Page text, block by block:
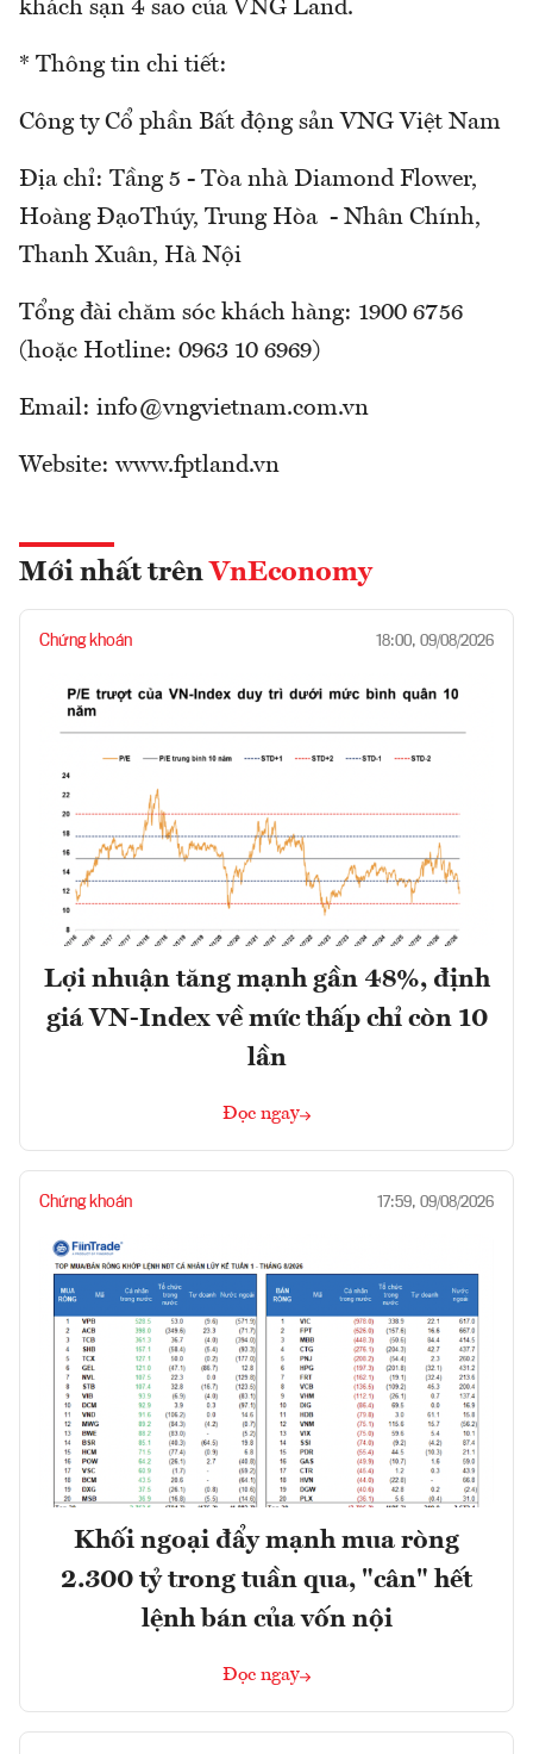
khách sạn 4 sao của VNG Land.
* Thông tin chi tiết:
Công ty Cổ phần Bất động sản VNG Việt Nam
Địa chỉ: Tầng 5 - Tòa nhà Diamond Flower,
Hoàng ĐạoThúy, Trung Hòa - Nhân Chính,
Thanh Xuân, Hà Nội
Tổng đài chăm sóc khách hàng: 1900 6756
(hoặc Hotline: 0963 10 6969)
Email: info@vngvietnam.com.vn
Website: www.fptland.vn
Mới nhất trên VnEconomy
Chứng khoán 18:00, 09/08/2026
Lợi nhuận tăng mạnh gần 48%, định
giá VN-Index về mức thấp chỉ còn 10
lần
Đọc ngay
Chứng khoán 17:59, 09/08/2026
Khối ngoại đẩy mạnh mua ròng
2.300 tỷ trong tuần qua, "cân" hết
lệnh bán của vốn nội
Đọc ngay